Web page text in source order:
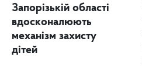
Запорізькій області
вдосконалюють
механізм захисту
дітей